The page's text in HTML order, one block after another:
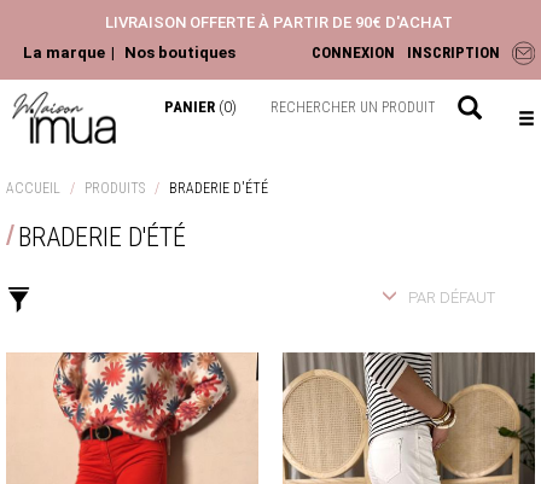
LIVRAISON OFFERTE À PARTIR DE 90€ D'ACHAT
La marque
Nos boutiques CONNEXION INSCRIPTION
PANIER (0)
ACCESSOIRES
HAUTS
LA COLLECTION
CHEMISIERS & BLOUSES
TOPS & T-SHIRTS
GILETS & PULLS
ACCUEIL PRODUITS BRADERIE D'ÉTÉ
BRADERIE D'ÉTÉ
PAR DÉFAUT